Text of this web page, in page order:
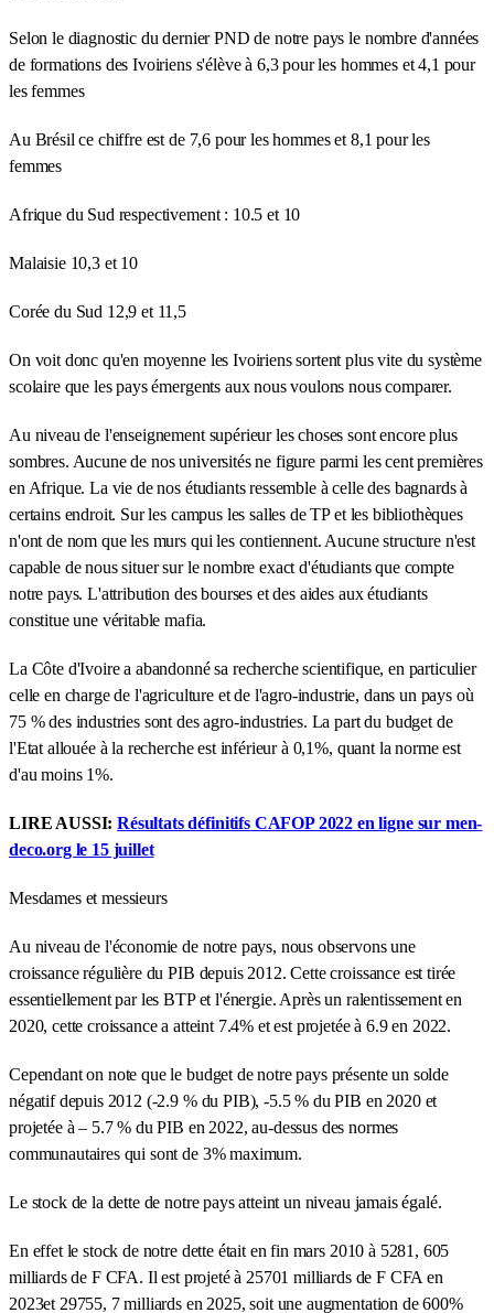
Selon le diagnostic du dernier PND de notre pays le nombre d'années
de formations des Ivoiriens s'élève à 6,3 pour les hommes et 4,1 pour
les femmes
Au Brésil ce chiffre est de 7,6 pour les hommes et 8,1 pour les
femmes
Afrique du Sud respectivement : 10.5 et 10
Malaisie 10,3 et 10
Corée du Sud 12,9 et 11,5
On voit donc qu'en moyenne les Ivoiriens sortent plus vite du système
scolaire que les pays émergents aux nous voulons nous comparer.
Au niveau de l'enseignement supérieur les choses sont encore plus
sombres. Aucune de nos universités ne figure parmi les cent premières
en Afrique. La vie de nos étudiants ressemble à celle des bagnards à
certains endroit. Sur les campus les salles de TP et les bibliothèques
n'ont de nom que les murs qui les contiennent. Aucune structure n'est
capable de nous situer sur le nombre exact d'étudiants que compte
notre pays. L'attribution des bourses et des aides aux étudiants
constitue une véritable mafia.
La Côte d'Ivoire a abandonné sa recherche scientifique, en particulier
celle en charge de l'agriculture et de l'agro-industrie, dans un pays où
75 % des industries sont des agro-industries. La part du budget de
l'Etat allouée à la recherche est inférieur à 0,1%, quant la norme est
d'au moins 1%.
LIRE AUSSI:Résultats définitifs CAFOP 2022 en ligne sur men-
deco.org le 15 juillet
Mesdames et messieurs
Au niveau de l'économie de notre pays, nous observons une
croissance régulière du PIB depuis 2012. Cette croissance est tirée
essentiellement par les BTP et l'énergie. Après un ralentissement en
2020, cette croissance a atteint 7.4% et est projetée à 6.9 en 2022.
Cependant on note que le budget de notre pays présente un solde
négatif depuis 2012 (-2.9 % du PIB), -5.5 % du PIB en 2020 et
projetée à – 5.7 % du PIB en 2022, au-dessus des normes
communautaires qui sont de 3% maximum.
Le stock de la dette de notre pays atteint un niveau jamais égalé.
En effet le stock de notre dette était en fin mars 2010 à 5281, 605
milliards de F CFA. Il est projeté à 25701 milliards de F CFA en
2023et 29755, 7 milliards en 2025, soit une augmentation de 600%